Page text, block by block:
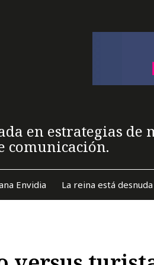
en estrategias de
comunicación.
Envidia La reina está desnuda